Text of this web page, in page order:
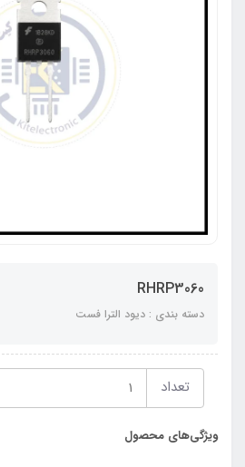
RHRP3060
دسته بندی : دیود الترا فست
تعداد
ویژگی‌های محصول